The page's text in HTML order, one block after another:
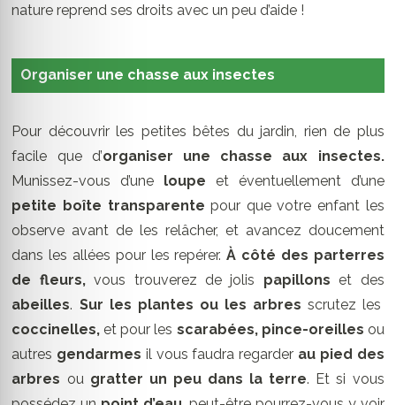
nature reprend ses droits avec un peu d’aide !
Organiser une chasse aux insectes
Pour découvrir les petites bêtes du jardin, rien de plus
facile que d’organiser une chasse aux insectes.
Munissez-vous d’une loupe et éventuellement d’une
petite boîte transparente pour que votre enfant les
observe avant de les relâcher, et avancez doucement
dans les allées pour les repérer.À côté des parterres
de fleurs,vous trouverez de jolis papillons et des
abeilles. Sur les plantes ou les arbresscrutez les
coccinelles, et pour les scarabées, pince-oreilles ou
autres gendarmes il vous faudra regarder au pied des
arbres ou gratter un peu dans la terre. Et si vous